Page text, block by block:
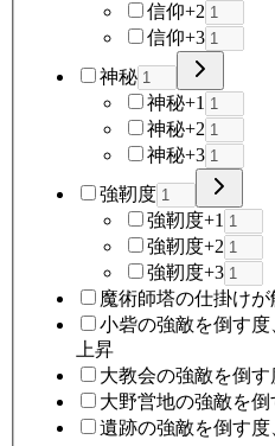
信仰+2
信仰+3
神秘
神秘+1
神秘+2
神秘+3
強靭度
強靭度+1
強靭度+2
強靭度+3
魔術師塔の仕掛け
小砦の強敵を倒す
上昇
大教会の強敵を倒
大野営地の強敵を
遺跡の強敵を倒す